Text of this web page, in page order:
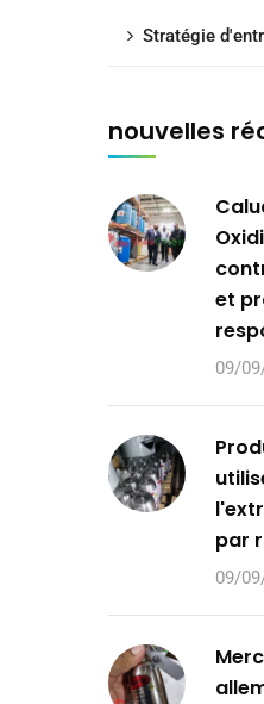
Stratégie
nouvelles
et
09/
par
09/